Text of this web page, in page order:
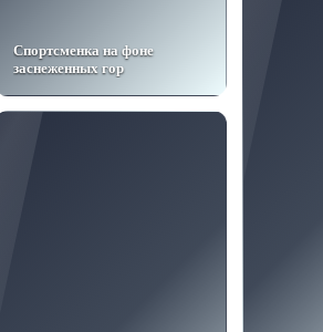
Спортсменка на фоне
заснеженных гор